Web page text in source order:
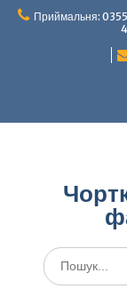
ПерейтиПриймальня:
Шукати: